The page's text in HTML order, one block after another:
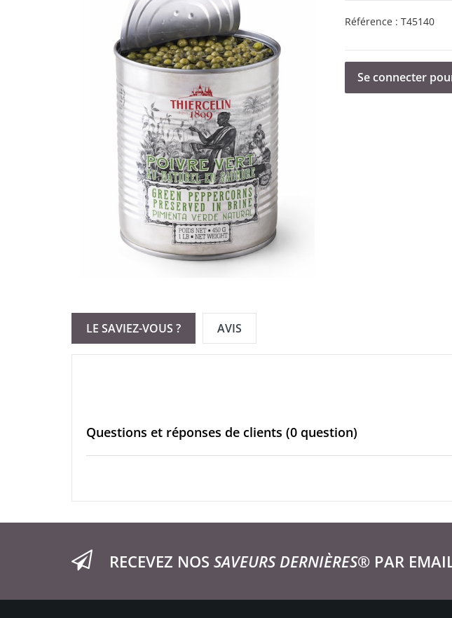
Référence : T45140
Se connecter
LE SAVIEZ-VOUS ? AVIS
Questions et réponses de clients (0 question)
RECEVEZ NOS SAVEURS DERNIÈRES® PAR